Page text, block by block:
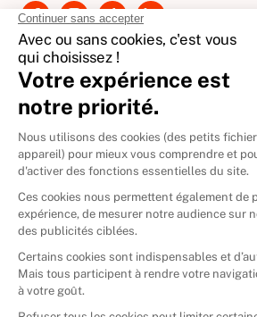
International
🇪🇸 Espagne
🇩🇪Allemagne
🇮🇹 Italie